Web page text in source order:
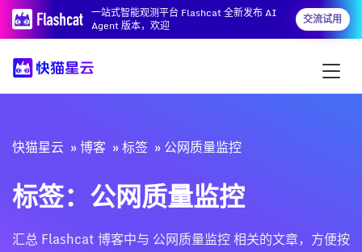
一站式智能观测平台 Flashcat 全新发布 AI
Agent 版本，欢迎
交流试用
快猫星云 博客 标签 公网质量监控
标签：公网质量监控
汇总 Flashcat 博客中与 公网质量监控 相关的文章，方便按